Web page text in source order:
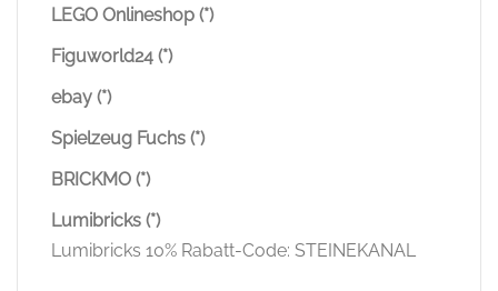
LEGO Onlineshop (*)
Figuworld24 (*)
ebay (*)
Spielzeug Fuchs (*)
BRICKMO (*)
Lumibricks (*)
Lumibricks 10% Rabatt-Code: STEINEKANAL